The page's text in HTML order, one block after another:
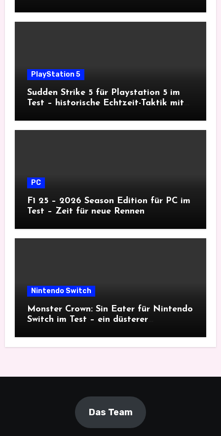
PlayStation 5
Sudden Strike 5 für Playstation 5 im
Test – historische Echtzeit-Taktik mit
PC
F1 25 – 2026 Season Edition für PC im
Test – Zeit für neue Rennen
Nintendo Switch
Monster Crown: Sin Eater für Nintendo
Switch im Test – ein düsterer
Das Team